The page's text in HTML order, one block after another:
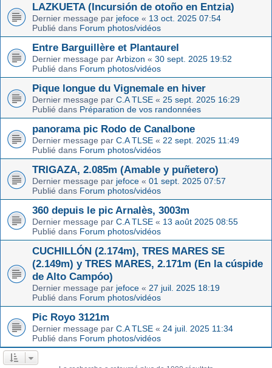
LAZKUETA (Incursión de otoño en Entzia)
Dernier message par jefoce « 13 oct. 2025 07:54
Publié dans Forum photos/vidéos
Entre Barguillère et Plantaurel
Dernier message par Arbizon « 30 sept. 2025 19:52
Publié dans Forum photos/vidéos
Pique longue du Vignemale en hiver
Dernier message par C.A TLSE « 25 sept. 2025 16:29
Publié dans Préparation de vos randonnées
panorama pic Rodo de Canalbone
Dernier message par C.A TLSE « 22 sept. 2025 11:49
Publié dans Forum photos/vidéos
TRIGAZA, 2.085m (Amable y puñetero)
Dernier message par jefoce « 01 sept. 2025 07:57
Publié dans Forum photos/vidéos
360 depuis le pic Arnalès, 3003m
Dernier message par C.A TLSE « 13 août 2025 08:55
Publié dans Forum photos/vidéos
CUCHILLÓN (2.174m), TRES MARES SE
(2.149m) y TRES MARES, 2.171m (En la cúspide
de Alto Campóo)
Dernier message par jefoce « 27 juil. 2025 18:19
Publié dans Forum photos/vidéos
Pic Royo 3121m
Dernier message par C.A TLSE « 24 juil. 2025 11:34
Publié dans Forum photos/vidéos